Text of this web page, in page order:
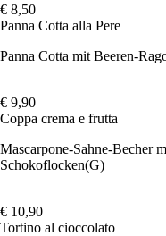
€ 8,50
Panna Cotta alla Pere
Panna Cotta mit Beeren-
€ 9,90
Coppa crema e frutta
Mascarpone-Sahne-Becher
Schokoflocken(G)
€ 10,90
Tortino al cioccolato